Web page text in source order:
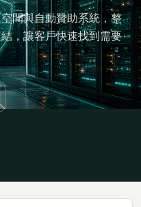
間與自動贊助系統，整
，讓客戶快速找到需要